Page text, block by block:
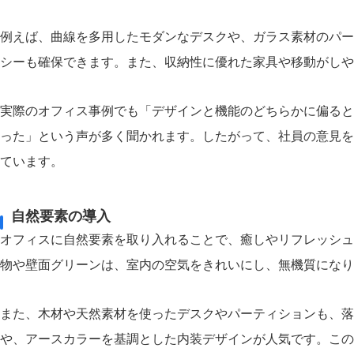
例えば、曲線を多用したモダンなデスクや、ガラス素材のパ
シーも確保できます。また、収納性に優れた家具や移動がし
実際のオフィス事例でも「デザインと機能のどちらかに偏る
った」という声が多く聞かれます。したがって、社員の意見
ています。
自然要素の導入
オフィスに自然要素を取り入れることで、癒しやリフレッシ
物や壁面グリーンは、室内の空気をきれいにし、無機質にな
また、木材や天然素材を使ったデスクやパーティションも
や、アースカラーを基調とした内装デザインが人気です。こ